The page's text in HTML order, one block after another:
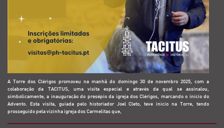
A Torre dos Clérigos promoveu na manhã do domingo 30 de novembro 2025, com a
colaboração da TACITUS, uma visita especial e através da qual se assinalou,
simbolicamente, a inauguração do presépio da igreja dos Clérigos, marcando o início do
Advento. Esta visita, guiada pelo historiador Joel Cleto, teve início na Torre, tendo
prosseguido pela vizinha igreja dos Carmelitas que,